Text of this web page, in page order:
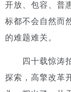
开放、包容、普
标都不会自然而
的难题难关。
四十载惊涛拍
探索，高擎改革